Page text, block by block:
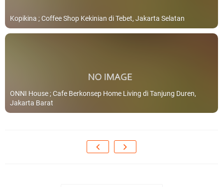
Kopikina ; Coffee Shop Kekinian di Tebet, Jakarta Selatan
ONNI House ; Cafe Berkonsep Home Living di Tanjung Duren,
Jakarta Barat